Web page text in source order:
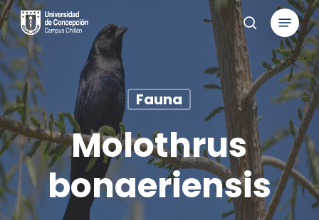
Skip
to
main
content
search
Menu
Fauna
Molothrus
bonaeriensis